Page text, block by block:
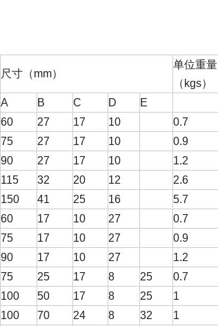
尺寸（mm）
单位重量
（kgs）
A
B C D
E
60 27 17 10
0.7
75 27 17 10
0.9
90 27 17 10
1.2
115 32 20 12
2.6
150 41 25 16
5.7
60 17 10 27
0.7
75 17 10 27
0.9
90 17 10 27
1.2
75 25 17 8 25
0.7
100 50 17 8 25
1
100 70 24 8 32
1